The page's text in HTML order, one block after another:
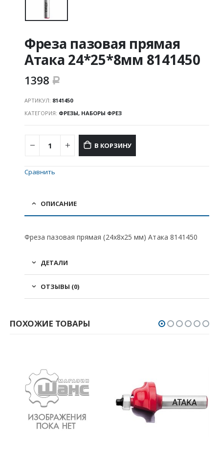
Фреза пазовая прямая
Атака 24*25*8мм 8141450
1398 Р
АРТИКУЛ: 8141450
КАТЕГОРИЯ: ФРЕЗЫ, НАБОРЫ ФРЕЗ
В КОРЗИНУ
Сравнить
ОПИСАНИЕ
Фреза пазовая прямая (24х8х25 мм) Атака 8141450
ДЕТАЛИ
ОТЗЫВЫ (0)
ПОХОЖИЕ ТОВАРЫ